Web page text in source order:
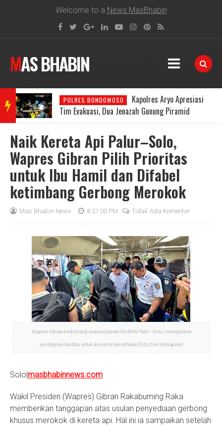
Welcome to a News MasBhabin
MAS BHABIN
BRE
AKIN
NEW
POLRES BONDOWOSO
Kapolres Aryo Apresiasi
Tim Evakuasi, Dua Jenazah Gunung Piramid
Naik Kereta Api Palur–Solo,
Wapres Gibran Pilih Prioritas
untuk Ibu Hamil dan Difabel
ketimbang Gerbong Merokok
Mas Bhabin News 8:21:00 PM Tidak Ada Komentar
Wapres Gibran berbincang usai perjalanan KA BIAS Palur–Solo, menegaskan
pentingnya fasilitas untuk ibu hamil dan difabel (foto:Dok.Setwapres)
Solo|masbhabinnews.com
Wakil Presiden (Wapres) Gibran Rakabuming Raka
memberikan tanggapan atas usulan penyediaan gerbong
khusus merokok di kereta api. Hal ini ia sampaikan setelah